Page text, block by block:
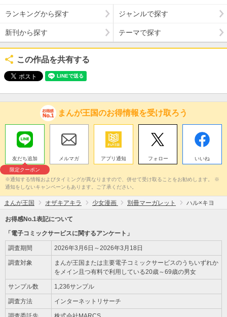
ランキングから探す ジャンルで探す
新刊から探す テーマで探す
この作品を共有する
まんが王国のお得情報を受け取ろう
友だち追加
限定クーポン
メルマガ アプリ通知 フォロー いいね
※通知する情報およびタイミングが異なりますので、併せて受け取ることをお勧めします。 ※
通知をしないキャンペーンもあります。ご了承ください。
まんが王国 オザキアキラ 少女漫画 別冊マーガレット ハル×キヨ
お得感No.1表記について
「電子コミックサービスに関するアンケート」
調査期間 2026年3月6日～2026年3月18日
調査対象
まんが王国または主要電子コミックサービスのうちいずれか
をメイン且つ有料で利用している20歳～69歳の男女
サンプル数 1,236サンプル
調査方法 インターネットリサーチ